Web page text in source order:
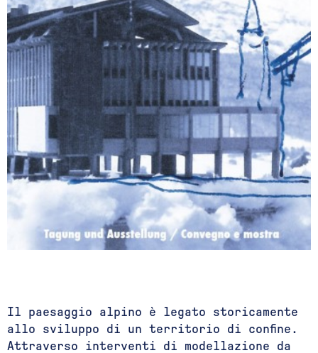
Il paesaggio alpino è legato storicamente
allo sviluppo di un territorio di confine.
Attraverso interventi di modellazione da